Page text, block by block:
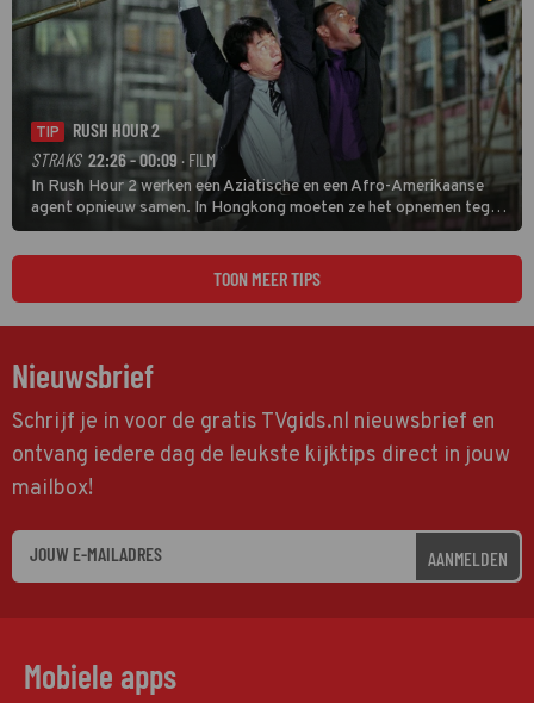
TIP
RUSH HOUR 2
STRAKS 22:26 - 00:09 · FILM
In Rush Hour 2 werken een Aziatische en een Afro-Amerikaanse
agent opnieuw samen. In Hongkong moeten ze het opnemen tegen
een bende die met vals geld handelt.
TOON MEER TIPS
Nieuwsbrief
Schrijf je in voor de gratis TVgids.nl nieuwsbrief en
ontvang iedere dag de leukste kijktips direct in jouw
mailbox!
AANMELDEN
Mobiele apps